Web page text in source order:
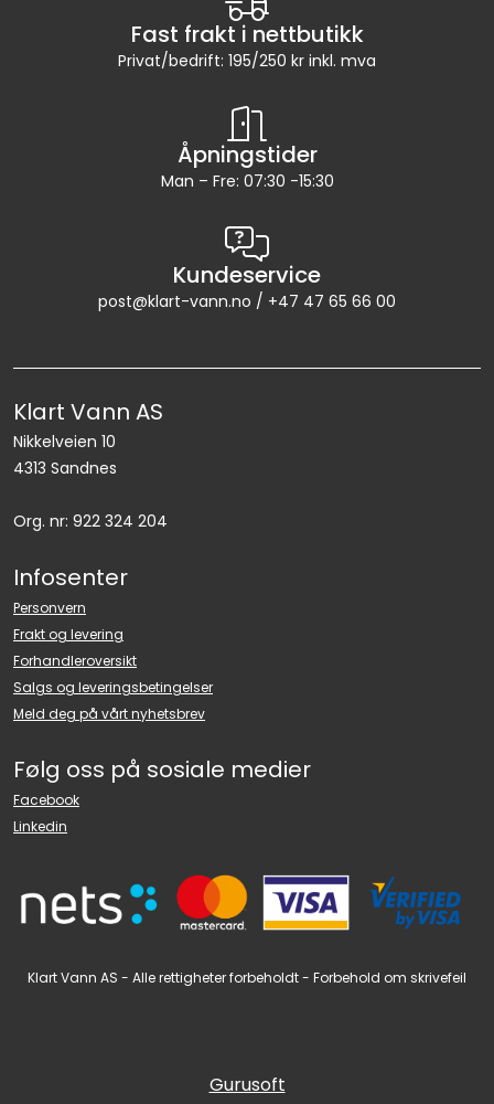
Fast frakt i nettbutikk
Privat/bedrift: 195/250 kr inkl. mva
Åpningstider
Man – Fre: 07:30 -15:30
Kundeservice
post@klart-vann.no / +47 47 65 66 00
Klart Vann AS
Nikkelveien 10
4313 Sandnes
Org. nr: 922 324 204
Infosenter
Personvern
Frakt og levering
Forhandleroversikt
Salgs og leveringsbetingelser
Meld deg på vårt nyhetsbrev
Følg oss på sosiale medier
Facebook
Linkedin
Klart Vann AS - Alle rettigheter forbeholdt - Forbehold om skrivefeil
Gurusoft